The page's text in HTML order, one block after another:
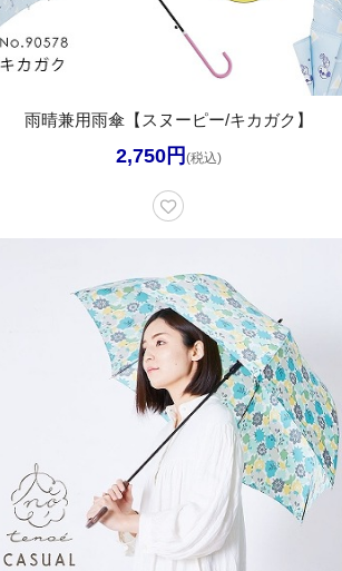
雨晴兼用雨傘【スヌーピー/キカガク】
2,750円 (税込)